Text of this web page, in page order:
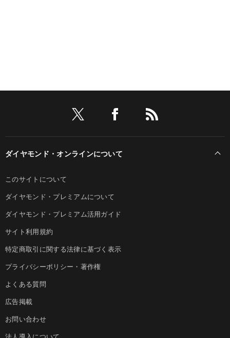
ダイヤモンド・オンラインについて
このサイトについて
ダイヤモンド・プレミアムについて
ダイヤモンド・プレミアム活用ガイド
サイト利用規約
特定商取引に関する法律に基づく表示
プライバシーポリシー・著作権
よくある質問
広告掲載
お問い合わせ